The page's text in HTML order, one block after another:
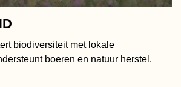
biodiversiteit met lokale
boeren en natuur herstel.